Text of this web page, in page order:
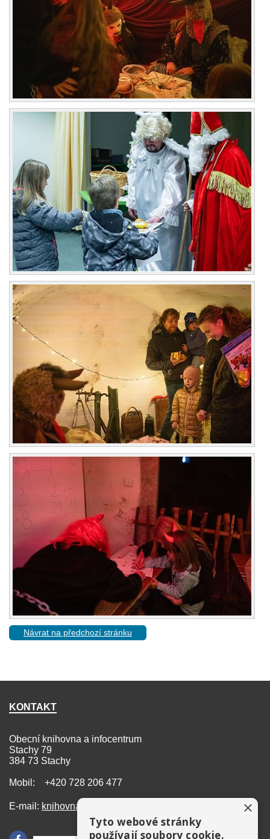
Návrat na předchozí stránku
KONTAKT
Obecní knihovna a infocentrum
Stachy 79
384 73 Stachy
Mobil: +420 728 206 477
E-mail: knihovna@stachy.net ×
Tyto webové stránky
používají soubory cookie.